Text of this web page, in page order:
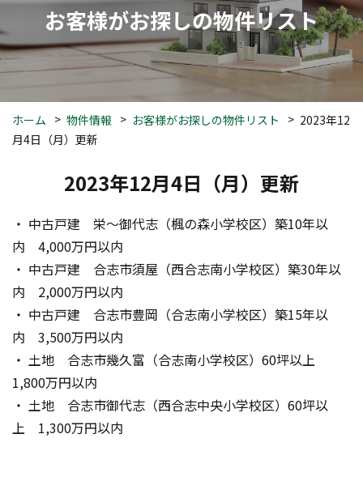
お客様がお探しの物件リスト
ホーム 物件情報 お客様がお探しの物件リスト
2023年12
月4日（月）更新
2023年12月4日（月）更新
・ 中古戸建　栄～御代志（楓の森小学校区）築10年以
内　4,000万円以内
・ 中古戸建　合志市須屋（西合志南小学校区）築30年以
内　2,000万円以内
・ 中古戸建　合志市豊岡（合志南小学校区）築15年以
内　3,500万円以内
・ 土地　合志市幾久富（合志南小学校区）60坪以上
1,800万円以内
・ 土地　合志市御代志（西合志中央小学校区）60坪以
上　1,300万円以内